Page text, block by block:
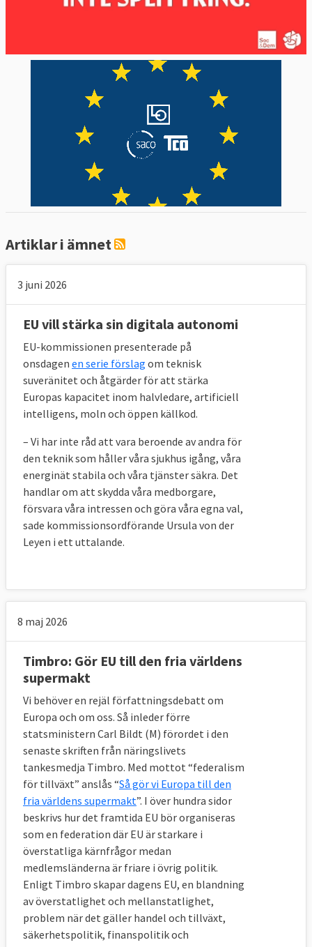
och EU:s utrikeschef ska utses efter
Artiklar i ämnet
3 juni 2026
EU vill stärka sin digitala autonomi
EU-kommissionen presenterade på
onsdagen en serie förslag om teknisk
suveränitet och åtgärder för att stärka
Europas kapacitet inom halvledare, artificiell
intelligens, moln och öppen källkod.
– Vi har inte råd att vara beroende av andra för
den teknik som håller våra sjukhus igång, våra
energinät stabila och våra tjänster säkra. Det
handlar om att skydda våra medborgare,
försvara våra intressen och göra våra egna val,
sade kommissionsordförande Ursula von der
Leyen i ett uttalande.
8 maj 2026
Timbro: Gör EU till den fria världens
supermakt
Vi behöver en rejäl författningsdebatt om
Europa och om oss. Så inleder förre
statsministern Carl Bildt (M) förordet i den
senaste skriften från näringslivets
tankesmedja Timbro. Med mottot “federalism
för tillväxt” anslås “Så gör vi Europa till den
fria världens supermakt”. I över hundra sidor
beskrivs hur det framtida EU bör organiseras
som en federation där EU är starkare i
överstatliga kärnfrågor medan
medlemsländerna är friare i övrig politik.
Enligt Timbro skapar dagens EU, en blandning
av överstatlighet och mellanstatlighet,
problem när det gäller handel och tillväxt,
säkerhetspolitik, finanspolitik och